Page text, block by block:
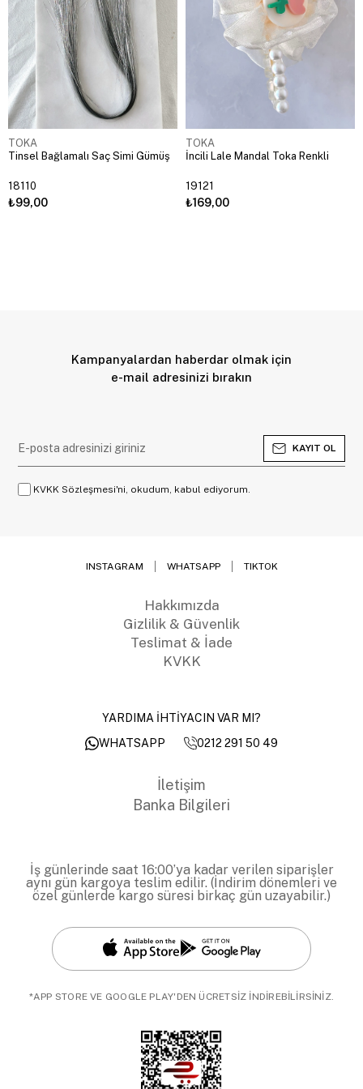
TOKA
Tinsel Bağlamalı Saç Simi Gümüş
18110
₺99,00
TOKA
İncili Lale Mandal Toka Renkli
19121
₺169,00
Kampanyalardan haberdar olmak için
e-mail adresinizi bırakın
KAYIT OL
KVKK Sözleşmesi'ni, okudum, kabul ediyorum.
INSTAGRAM WHATSAPP TIKTOK
Hakkımızda
Gizlilik & Güvenlik
Teslimat & İade
KVKK
YARDIMA İHTİYACIN VAR MI?
WHATSAPP
0212 291 50 49
İletişim
Banka Bilgileri
İş günlerinde saat 16:00’ya kadar verilen siparişler
aynı gün kargoya teslim edilir. (İndirim dönemleri ve
özel günlerde kargo süresi birkaç gün uzayabilir.)
*APP STORE VE GOOGLE PLAY'DEN ÜCRETSİZ İNDİREBİLİRSİNİZ.